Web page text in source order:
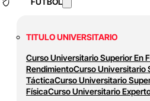
TITULO UNIVERSITARIO
Curso Universitario Superior En
RendimientoCurso Universitario
TácticaCurso Universitario
FísicaCurso Universitario